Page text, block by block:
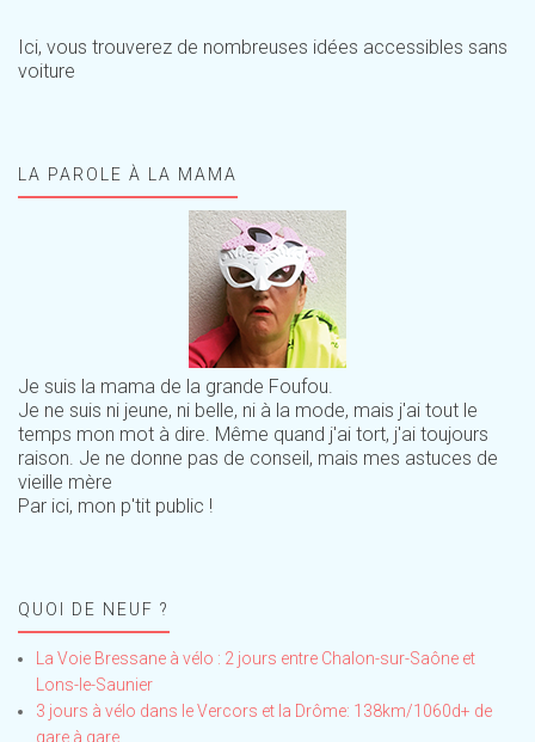
Ici, vous trouverez de nombreuses idées accessibles sans
voiture
LA PAROLE À LA MAMA
Je suis la mama de la grande Foufou.
Je ne suis ni jeune, ni belle, ni à la mode, mais j'ai tout le
temps mon mot à dire. Même quand j'ai tort, j'ai toujours
raison. Je ne donne pas de conseil, mais mes astuces de
vieille mère
Par ici, mon p'tit public !
QUOI DE NEUF ?
La Voie Bressane à vélo : 2 jours entre Chalon-sur-Saône et
Lons-le-Saunier
3 jours à vélo dans le Vercors et la Drôme: 138km/1060d+ de
gare à gare